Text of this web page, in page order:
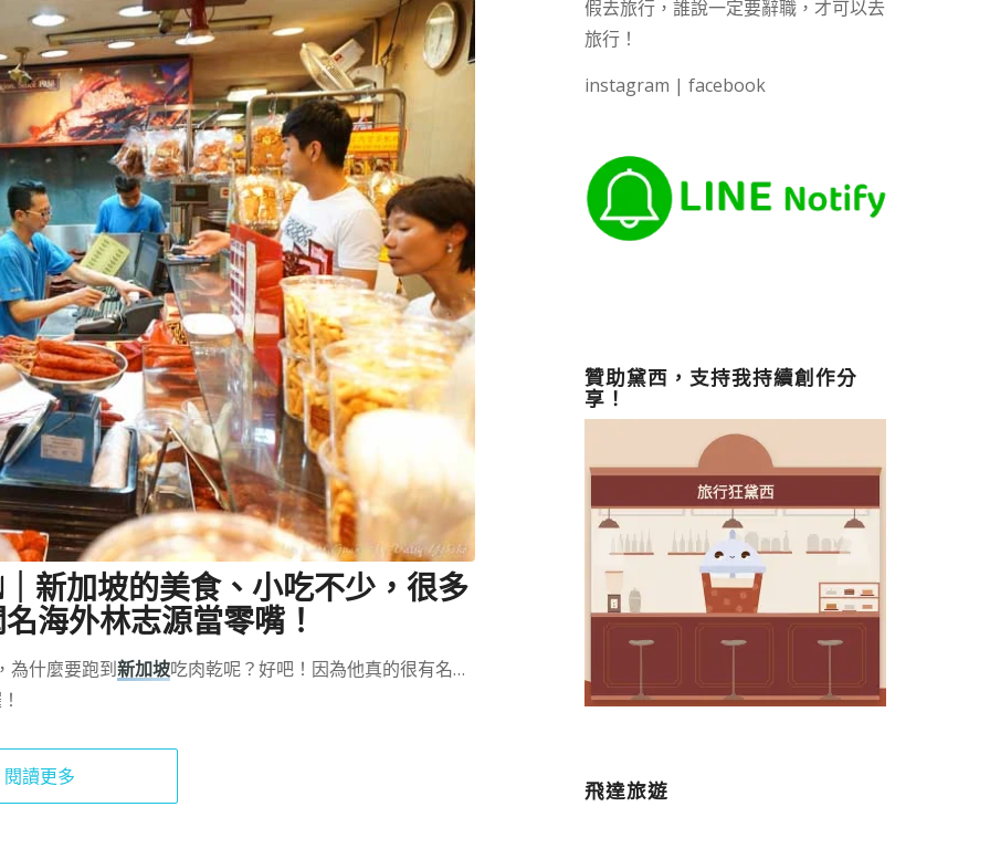
｜新加坡的美食、小吃不少，很多
海外林志源當零嘴！
為什麼要跑到新加坡吃肉乾呢？好吧！因為他真的很有名…
閱讀更多
假去旅行，誰說一定要辭職，才可以去
旅行！
instagram | facebook
贊助黛西，支持我持續創作分
享！
飛達旅遊